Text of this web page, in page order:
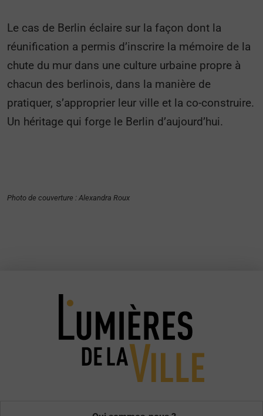
Le cas de Berlin éclaire sur la façon dont la
réunification a permis d’inscrire la mémoire de la
chute du mur dans une culture urbaine propre à
chacun des berlinois, dans la manière de
pratiquer, s’approprier leur ville et la co-construire.
Un héritage qui forge le Berlin d’aujourd’hui.
Photo de couverture : Alexandra Roux